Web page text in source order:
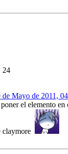
24
de Mayo de 2011,
el elemento en
claymore